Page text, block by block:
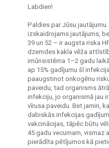
Labdien!
Paldies par Jūsu
izskaidrojams jautājums,
39 un 52 – ir augsta riska
dzemdes kakla vēža
imūnsistēma 1–2 gadu
ap 15% gadījumu šī
paaugstinot onkogēnu
paveidu, tad organisms
infekciju, jo organismā jau
vīrusa paveidu. Bet jamin,
dabiskās infekcijas
vakcinācijas, tāpēc būtu
45 gadu vecumam, vismaz
pierādīta pētījumos kā